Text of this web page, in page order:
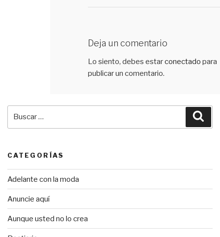
Deja un comentario
Lo siento, debes estarconectado para
publicar un comentario.
CATEGORÍAS
Adelante con la moda
Anuncie aquí
Aunque usted no lo crea